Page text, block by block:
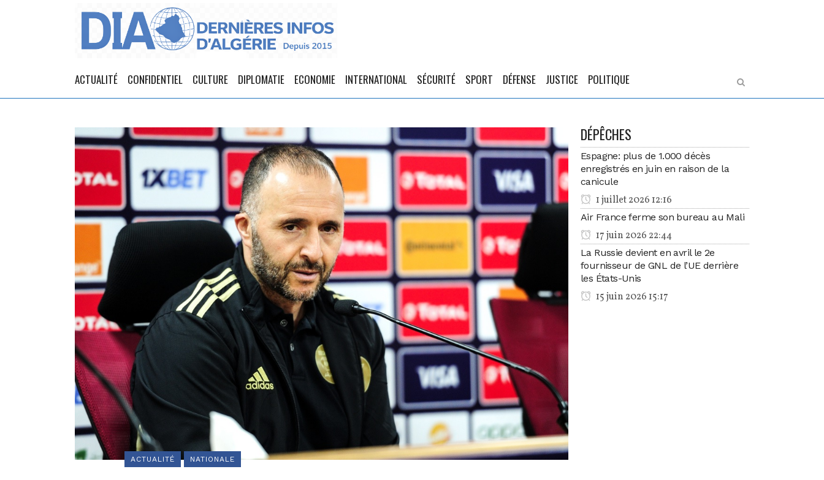
ACTUALITÉ CONFIDENTIEL CULTURE DIPLOMATIE ECONOMIE INTERNATIONAL SÉCURITÉ SPORT DÉFENSE JUSTICE POLITIQUE
ACTUALITÉ NATIONALE
DÉPÊCHES
Espagne: plus de 1.000 décès
enregistrés en juin en raison de la
canicule
1 juillet 2026 12:16
Air France ferme son bureau au Mali
17 juin 2026 22:44
La Russie devient en avril le 2e
fournisseur de GNL de l’UE derrière
les États-Unis
15 juin 2026 15:17